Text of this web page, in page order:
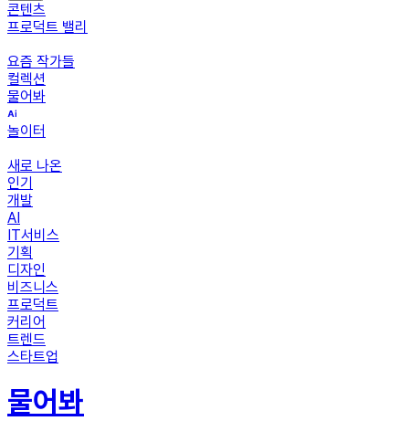
콘텐츠
프로덕트 밸리
요즘 작가들
컬렉션
물어봐
놀이터
새로 나온
인기
개발
AI
IT서비스
기획
디자인
비즈니스
프로덕트
커리어
트렌드
스타트업
물어봐